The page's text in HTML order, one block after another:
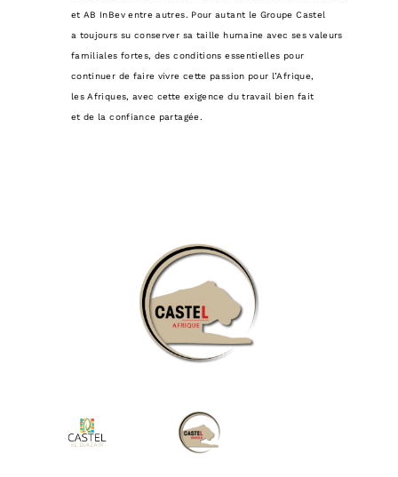
et AB InBev entre autres. Pour autant le Groupe Castel
a toujours su conserver sa taille humaine avec ses valeurs
familiales fortes, des conditions essentielles pour
continuer de faire vivre cette passion pour l’Afrique,
les Afriques, avec cette exigence du travail bien fait
et de la confiance partagée.